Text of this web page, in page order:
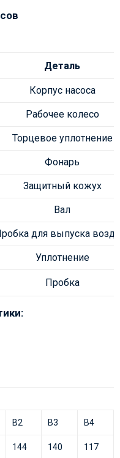
Деталь
Корпус насоса
Рабочее колесо
Торцевое уплотнение
Фонарь
Защитный кожух
Вал
для выпуска
Уплотнение
Пробка
B2 B3 B4
144 140 117